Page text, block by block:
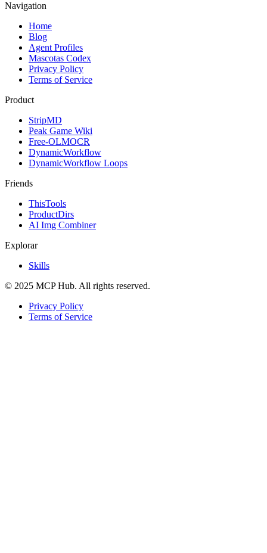
Navigation
Home
Blog
Agent Profiles
Mascotas Codex
Privacy Policy
Terms of Service
Product
StripMD
Peak Game Wiki
Free-OLMOCR
DynamicWorkflow
DynamicWorkflow Loops
Friends
ThisTools
ProductDirs
AI Img Combiner
Explorar
Skills
© 2025 MCP Hub. All rights reserved.
Privacy Policy
Terms of Service